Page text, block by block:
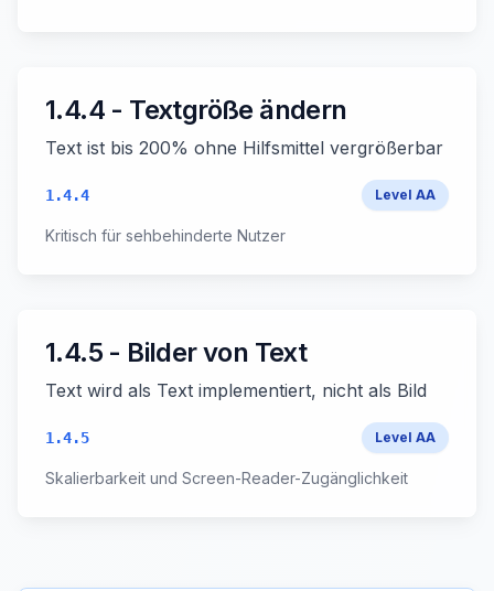
1.4.4 - Textgröße ändern
Text ist bis 200% ohne Hilfsmittel vergrößerbar
1.4.4 Level AA
Kritisch für sehbehinderte Nutzer
1.4.5 - Bilder von Text
Text wird als Text implementiert, nicht als Bild
1.4.5 Level AA
Skalierbarkeit und Screen-Reader-Zugänglichkeit